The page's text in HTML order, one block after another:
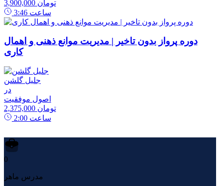
3,900,000 تومان
3:46 ساعت
دوره پرواز بدون تاخیر | مدیریت موانع ذهنی و اهمال
کاری
جلیل گلشن
در
اصول موفقیت
2,375,000 تومان
2:00 ساعت
0
مدرس ماهر